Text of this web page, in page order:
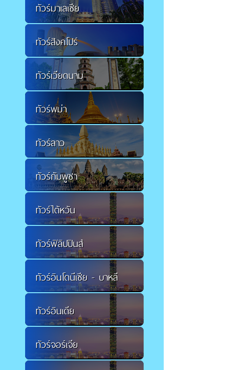
ทัวร์มาเลเซีย
ทัวร์สิงคโปร์
ทัวร์เวียดนาม
ทัวร์พม่า
ทัวร์ลาว
ทัวร์กัมพูชา
ทัวร์ไต้หวัน
ทัวร์ฟิลิปปินส์
ทัวร์อินโดนีเซีย - บาหลี
ทัวร์อินเดีย
ทัวร์จอร์เจีย